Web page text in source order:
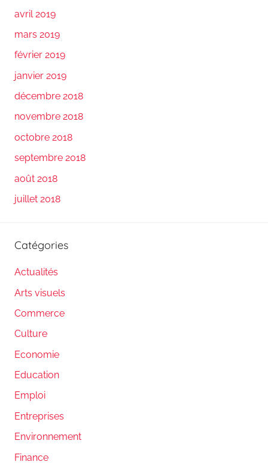
avril 2019
mars 2019
février 2019
janvier 2019
décembre 2018
novembre 2018
octobre 2018
septembre 2018
août 2018
juillet 2018
Catégories
Actualités
Arts visuels
Commerce
Culture
Economie
Education
Emploi
Entreprises
Environnement
Finance